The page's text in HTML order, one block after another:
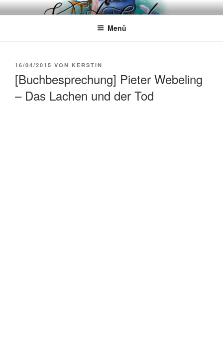
Zum
InhaltWÖRTERKATZE
Von Büchern erzählen
Menü
VERÖFFENTLICHT
16/04/2015 VON KERSTIN
[Buchbesprechung] Pieter Webeling
– Das Lachen und der Tod